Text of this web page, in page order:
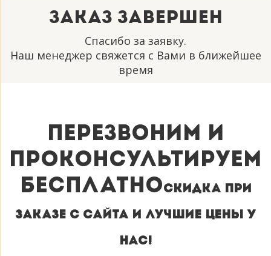
Заказ завершен
Спасибо за заявку.
Наш менеджер свяжется с Вами в ближейшее
время
Перезвоним и
проконсультируем
бесплатноCкидка при
заказе с сайта и лучшие цены у
нас!